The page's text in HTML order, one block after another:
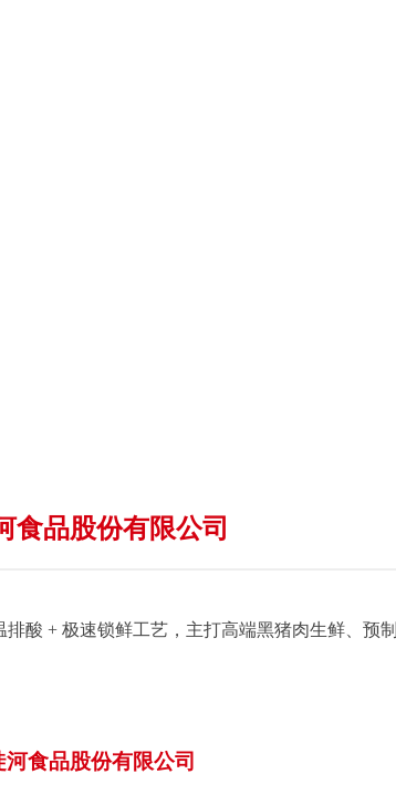
食品股份有限公司
酸 + 极速锁鲜工艺，主打高端黑猪肉生鲜、预
河食品股份有限公司